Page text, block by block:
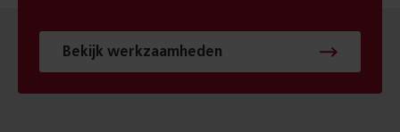
Bekijk werkzaamheden